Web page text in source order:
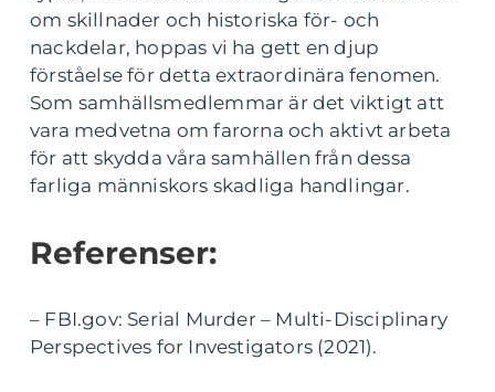
om skillnader och historiska för- och
nackdelar, hoppas vi ha gett en djup
förståelse för detta extraordinära fenomen.
Som samhällsmedlemmar är det viktigt att
vara medvetna om farorna och aktivt arbeta
för att skydda våra samhällen från dessa
farliga människors skadliga handlingar.
Referenser:
– FBI.gov: Serial Murder – Multi-Disciplinary
Perspectives for Investigators (2021).